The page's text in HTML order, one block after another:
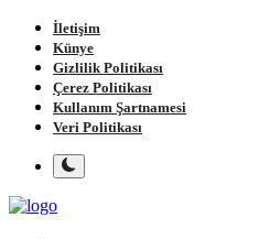
İletişim
Künye
Gizlilik Politikası
Çerez Politikası
Kullanım Şartnamesi
Veri Politikası